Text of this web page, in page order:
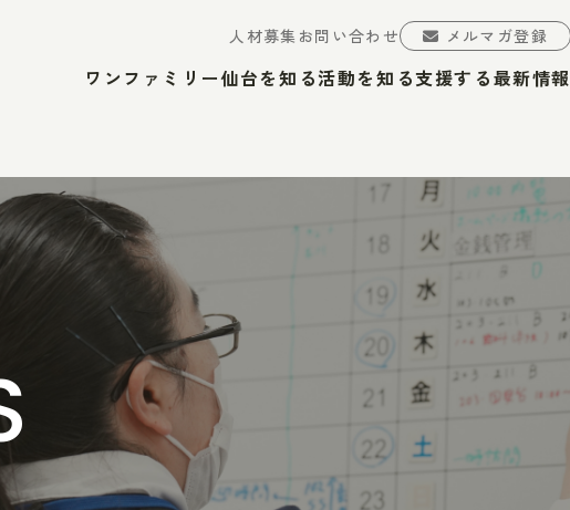
人材募集 お問い合わせ メルマガ登録
ワンファミリー仙台を知る活動を知る支援する最新情報